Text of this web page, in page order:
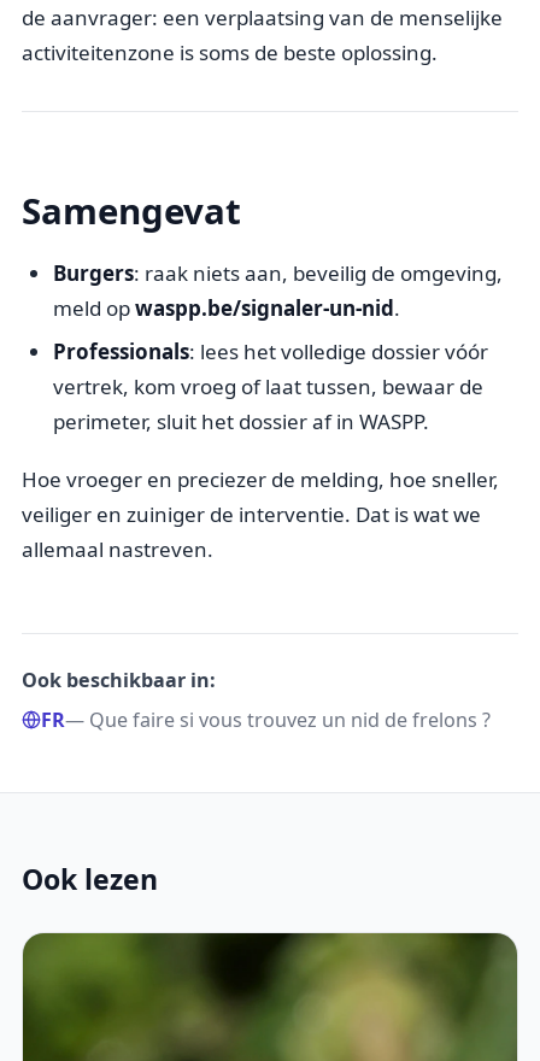
de aanvrager: een verplaatsing van de menselijke
activiteitenzone is soms de beste oplossing.
Samengevat
Burgers: raak niets aan, beveilig de omgeving,
meld opwaspp.be/signaler-un-nid.
Professionals: lees het volledige dossier vóór
vertrek, kom vroeg of laat tussen, bewaar de
perimeter, sluit het dossier af in WASPP.
Hoe vroeger en preciezer de melding, hoe sneller,
veiliger en zuiniger de interventie. Dat is wat we
allemaal nastreven.
Ook beschikbaar in:
FR— Que faire si vous trouvez un nid de frelons ?
Ook lezen